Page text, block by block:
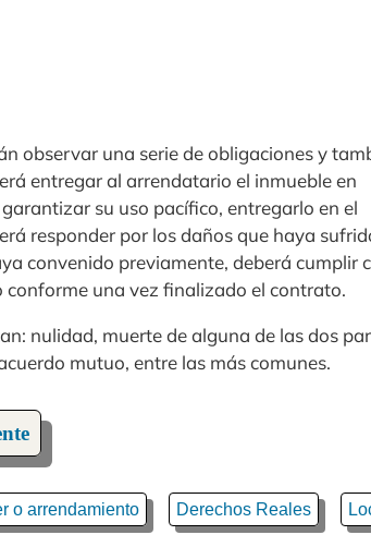
observar una serie de obligaciones y
entregar al arrendatario el inmueble en
su uso pacífico, entregarlo en el
responder por los daños que haya
convenido previamente, deberá cumplir
una vez finalizado el contrato.
nulidad, muerte de alguna de las dos
mutuo, entre las más comunes.
o arrendamiento Derechos Reales